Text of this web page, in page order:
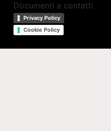
Documenti e contatti
Privacy Policy
Cookie Policy